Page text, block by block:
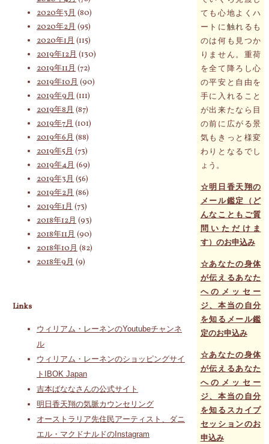
ても心地よくハ
ートに触れるも
のは何も見つか
りません。重荷
を全て降ろし心
の平安と自由を
手に入れること
が出来たなら目
の前に広がる景
気もきっと様変
わりとなるでし
ょう。
☆明日香天翔の
メール鑑定（ど
んなこともご質
問いただけま
す）のお申込み
☆あなたの身体
が伝えるあなた
へのメッセー
ジ、本当の自分
を知るメール鑑
定のお申込み
☆あなたの身体
が伝えるあなた
へのメッセー
ジ、本当の自分
を知るスカイプ
セッションのお
申込み
2020年3月 (80)
2020年2月 (95)
2020年1月 (115)
2019年12月 (130)
2019年11月 (72)
2019年10月 (90)
2019年9月 (111)
2019年8月 (87)
2019年7月 (101)
2019年6月 (88)
2019年5月 (73)
2019年4月 (69)
2019年3月 (56)
2019年2月 (86)
2019年1月 (73)
2018年12月 (93)
2018年11月 (90)
2018年10月 (82)
2018年9月 (9)
Links
ウィリアム・レーネンのYoutubeチャンネ
ル
ウィリアム・レーネンのショッピングサイ
トIBOK Japan
吉本ばななさんの公式サイト
明日香天翔の気脈カウンセリング
オーストラリア先住民アーティスト、ダニ
エル・マクドナルドのInstagram